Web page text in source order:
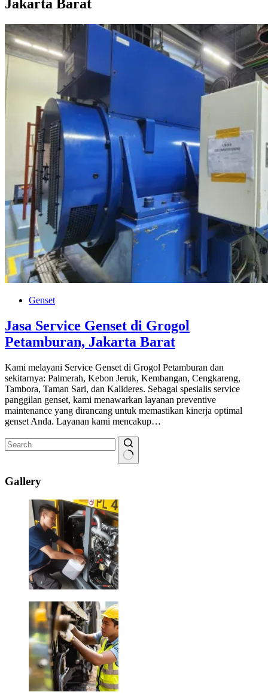
Jakarta Barat
Genset
Jasa Service Genset di Grogol
Petamburan, Jakarta Barat
Kami melayani Service Genset di Grogol Petamburan dan
sekitarnya: Palmerah, Kebon Jeruk, Kembangan, Cengkareng,
Tambora, Taman Sari, dan Kalideres. Sebagai spesialis service
panggilan genset, kami menawarkan layanan preventive
maintenance yang dirancang untuk memastikan kinerja optimal
genset Anda. Layanan kami mencakup…
results
Gallery